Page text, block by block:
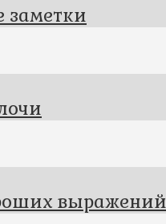
заметки
выражений